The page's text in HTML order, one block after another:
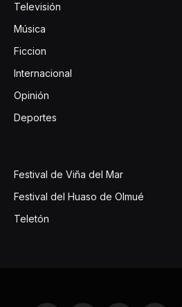
Televisión
Música
Ficcion
Internacional
Opinión
Deportes
Festival de Viña del Mar
Festival del Huaso de Olmué
Teletón